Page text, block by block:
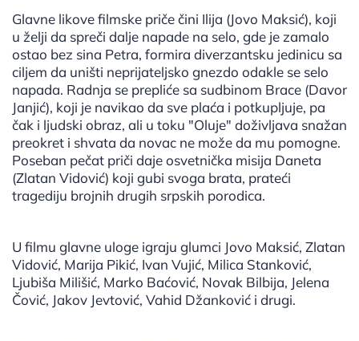
Glavne likove filmske priče čini Ilija (Jovo Maksić), koji
u želji da spreči dalje napade na selo, gde je zamalo
ostao bez sina Petra, formira diverzantsku jedinicu sa
ciljem da uništi neprijateljsko gnezdo odakle se selo
napada. Radnja se prepliće sa sudbinom Brace (Davor
Janjić), koji je navikao da sve plaća i potkupljuje, pa
čak i ljudski obraz, ali u toku "Oluje" doživljava snažan
preokret i shvata da novac ne može da mu pomogne.
Poseban pečat priči daje osvetnička misija Daneta
(Zlatan Vidović) koji gubi svoga brata, prateći
tragediju brojnih drugih srpskih porodica.
U filmu glavne uloge igraju glumci Jovo Maksić, Zlatan
Vidović, Marija Pikić, Ivan Vujić, Milica Stanković,
Ljubiša Milišić, Marko Baćović, Novak Bilbija, Jelena
Čović, Jakov Jevtović, Vahid Džanković i drugi.